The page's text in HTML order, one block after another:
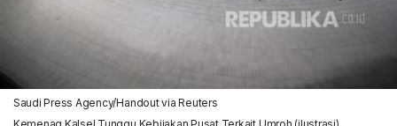
Saudi Press Agency/Handout via Reuters